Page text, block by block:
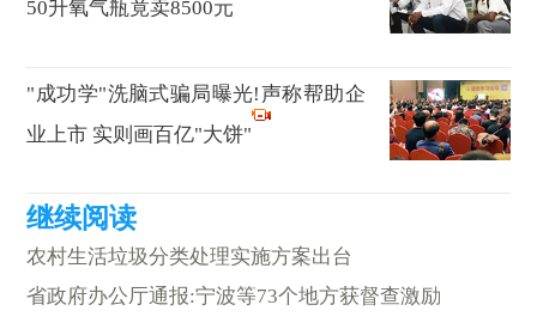
50升氧气瓶竟卖8500元
"成功学"洗脑式骗局曝光!声称帮助企
业上市 实则画百亿"大饼"
农村生活垃圾分类处理实施方案出台
省政府办公厅通报:宁波等73个地方获督查激励